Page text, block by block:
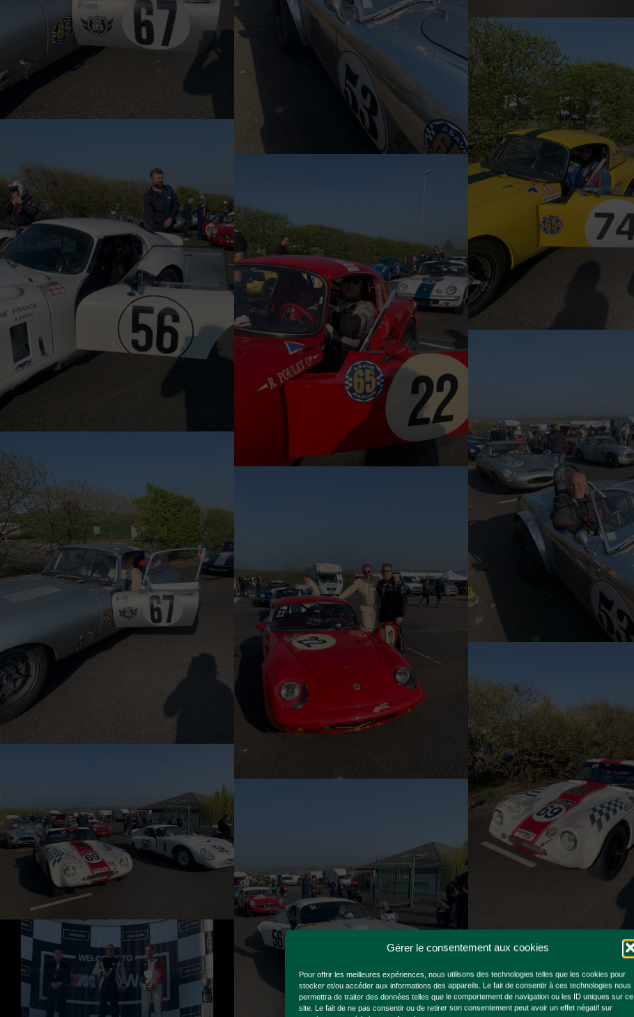
Gérer le consentement aux cookies
Pour offrir les meilleures expériences, nous utilisons des technologies telles que les cookies pour
stocker et/ou accéder aux informations des appareils. Le fait de consentir à ces technologies nous
permettra de traiter des données telles que le comportement de navigation ou les ID uniques sur ce
site. Le fait de ne pas consentir ou de retirer son consentement peut avoir un effet négatif sur